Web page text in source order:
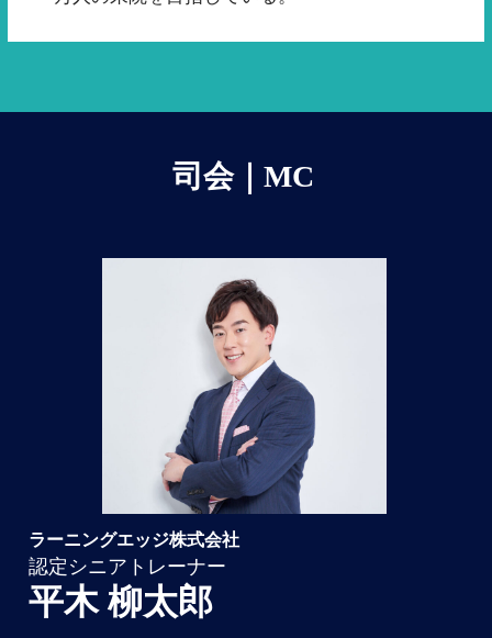
司会｜MC
ラーニングエッジ株式会社
認定シニアトレーナー
平木 柳太郎